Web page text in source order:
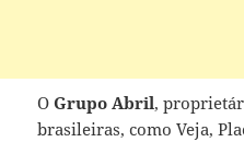
OGrupo Abril,
brasileiras, como Veja,